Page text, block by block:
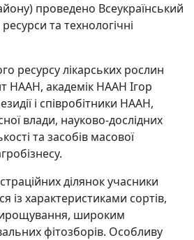
проведено Всеукраїнський
та технологічні
ресурсу лікарських рослин
НААН, академік НААН Ігор
і співробітники НААН,
влади, науково-дослідних
та засобів масової
ділянок учасники
із характеристиками сортів,
широким
фітозборів. Особливу